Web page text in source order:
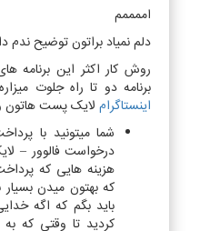
اممممم
دلم نمیاد براتون توضیح ندم
روش کار اکثر این برنامه
برنامه دو تا راه جلوت میزاره
اینستاگراملایک پست هاتون و…
شما میتونید با پرداخت
درخواست فالوور – لایک
هزینه هایی که پرداخت
که بهتون میدن بسیار
باید بگم که اگه خدایی